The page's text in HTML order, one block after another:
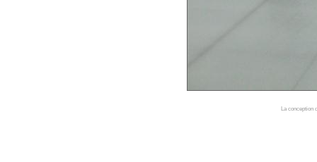
La conception